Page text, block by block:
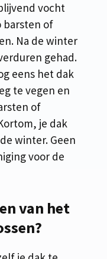
vocht
barsten of
Na de winter
gehad.
eens het dak
te vegen en
of
je dak
winter. Geen
voor de
van het